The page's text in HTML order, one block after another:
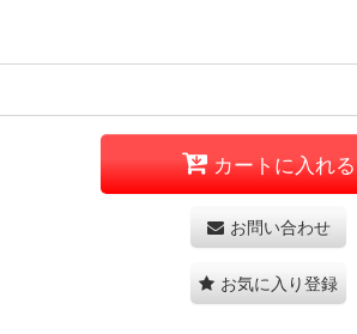
カートに入れる
お問い合わせ
お気に入り登録